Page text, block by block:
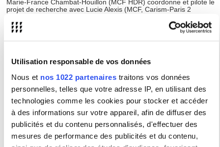
Utilisation responsable de vos données
Nous et nos 1022 partenaires traitons vos données
personnelles, telles que votre adresse IP, en utilisant des
technologies comme les cookies pour stocker et accéder
à des informations sur votre appareil, afin de diffuser des
publicités et du contenu personnalisés, d'effectuer des
mesures de performance des publicités et du contenu,
Marie-France Chambat-Houillon (MCF HDR) coordonne et pilote le
projet de recherche avec Lucie Alexis (MCF, Carism-Paris 2
chercheuses issues de plusieurs universités françaises (Université
de Toulouse 1 Capitole, Avignon Université, Université Sorbonne
participent au projet : Fanny Georges, membre titulaire, Laurence
Leveneur, membre associé et Marion Ferrandery, doctorante. Pour
la Sorbonne Nouvelle, Ana Vinuela, membre titulaire de l’IRCAV,
Objectifs :
Ce projet engage une réflexion sur la période singulière du
2020, et de façon plus générale sur la période de la crise sanitaire,
en portant une attention plus particulière aux propositions
culturelles soumises aux publics et au couple médias/culture